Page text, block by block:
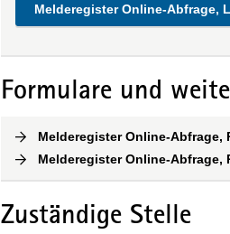
Melderegister Online-Abfrage,
Formulare und
Melderegister Online-
Melderegister Online-Abfrage,
Zuständige Stelle